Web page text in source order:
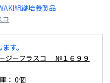
組織培養製品
コ
す。
ジーフラスコ №１６９９
： 0個